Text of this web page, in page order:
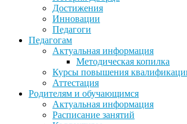
Достижения
Инновации
Педагоги
Педагогам
Актуальная информация
Методическая копилка
Курсы повышения
Аттестация
Родителям и обучающимся
Актуальная информация
Расписание занятий